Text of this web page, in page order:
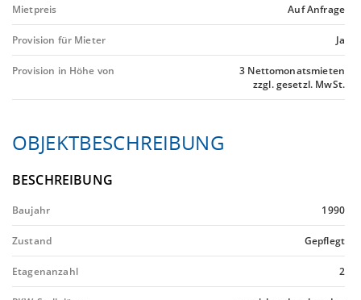
Mietpreis Auf Anfrage
Provision für Mieter Ja
Provision in Höhe von
3 Nettomonatsmieten
zzgl. gesetzl. MwSt.
OBJEKTBESCHREIBUNG
BESCHREIBUNG
Baujahr 1990
Zustand Gepflegt
Etagenanzahl 2